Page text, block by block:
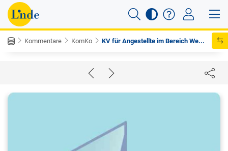
Kommentare KomKo KV für Angestellte im Bereich We...